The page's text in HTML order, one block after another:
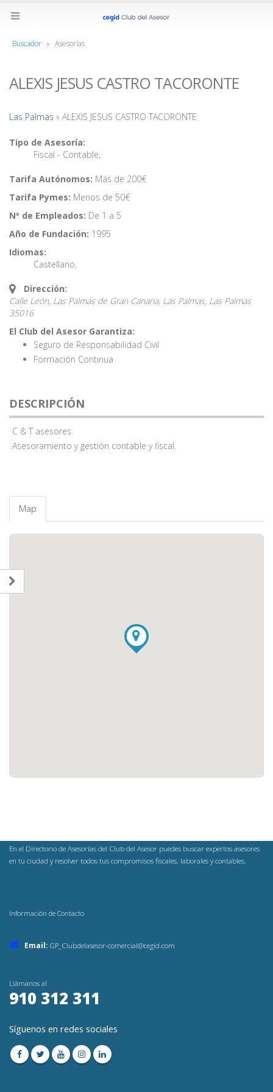
Buscador » Asesorías
ALEXIS JESUS CASTRO TACORONTE
Las Palmas » ALEXIS JESUS CASTRO TACORONTE
Tipo de Asesoría:
Fiscal - Contable,
Tarifa Autónomos: Más de 200€
Tarifa Pymes: Menos de 50€
Nº de Empleados: De 1 a 5
Año de Fundación: 1995
Idiomas:
Castellano,
Dirección:
Calle León, Las Palmas de Gran Canaria, Las Palmas, Las Palmas
35016
El Club del Asesor Garantiza:
Seguro de Responsabilidad Civil
Formación Continua
DESCRIPCIÓN
C & T asesores.
Asesoramiento y gestión contable y fiscal.
Map
En el Directorio de Asesorías del Club del Asesor puedes buscar expertos asesores
en tu ciudad y resolver todos tus compromisos fiscales, laborales y contables.
Información de Contacto
Email: GP_Clubdelasesor-comercial@cegid.com
Llámanos al
910 312 311
Síguenos en redes sociales